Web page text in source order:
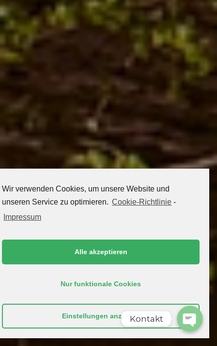
Wir verwenden Cookies, um unsere Website und
unseren Service zu optimieren. Cookie-Richtlinie -
Impressum
Alle akzeptieren
Nur funktionale Cookies
Einstellungen anzeigen
Phone
Kontakt